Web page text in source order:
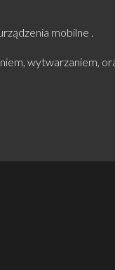
mobilne .
wytwarzaniem,